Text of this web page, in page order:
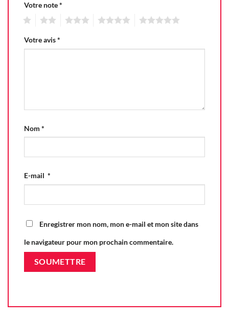
Votre note*
Votre avis*
Nom *
E-mail *
Enregistrer mon nom, mon e-mail et mon site dans
le navigateur pour mon prochain commentaire.